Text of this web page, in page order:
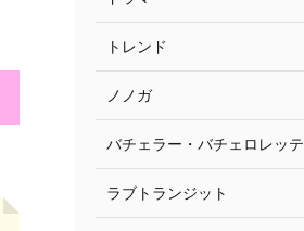
トレンド
ノノガ
バチェラー・バチェロレッテ
ラブトランジット